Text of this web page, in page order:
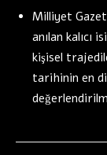
Milliyet
anılan
kişisel
tarihinin en